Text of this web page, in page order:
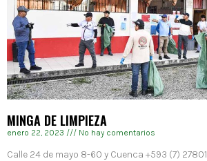
MINGA DE LIMPIEZA
enero 22, 2023 No hay comentarios
Calle 24 de mayo 8-60 y Cuenca +593 (7)